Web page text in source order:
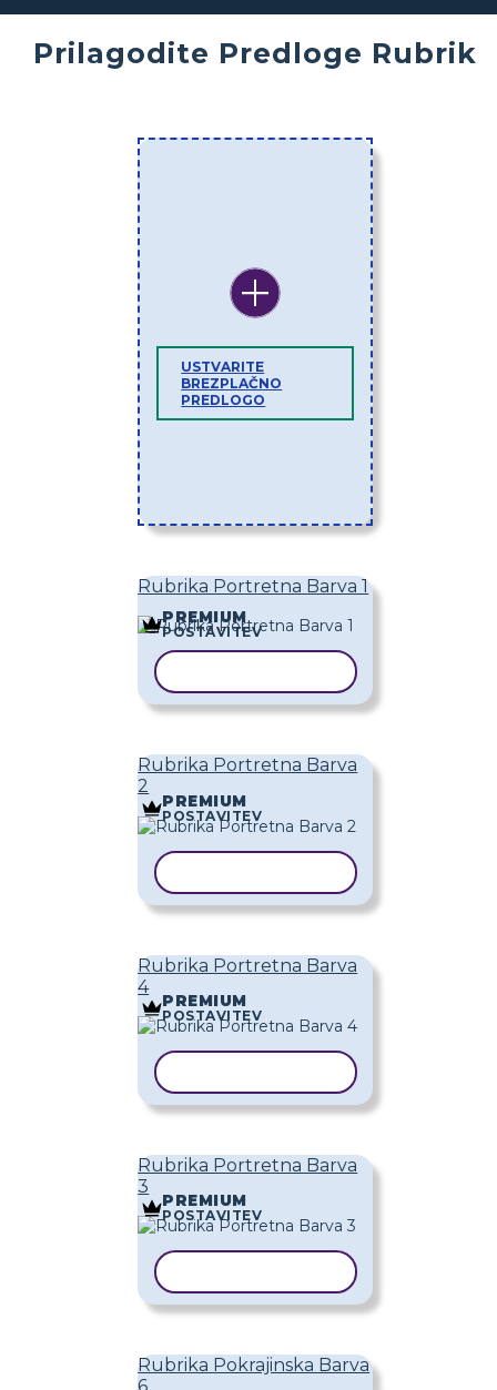
Prilagodite Predloge Rubrik
USTVARITE
BREZPLAČNO
PREDLOGO
Rubrika Portretna Barva 1
PREMIUM
POSTAVITEV
Rubrika Portretna Barva
2
PREMIUM
POSTAVITEV
Rubrika Portretna Barva
4
PREMIUM
POSTAVITEV
Rubrika Portretna Barva
3
PREMIUM
POSTAVITEV
Rubrika Pokrajinska Barva